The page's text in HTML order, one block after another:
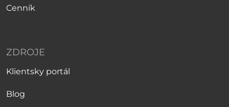
Cenník
ZDROJE
Klientsky portál
Blog